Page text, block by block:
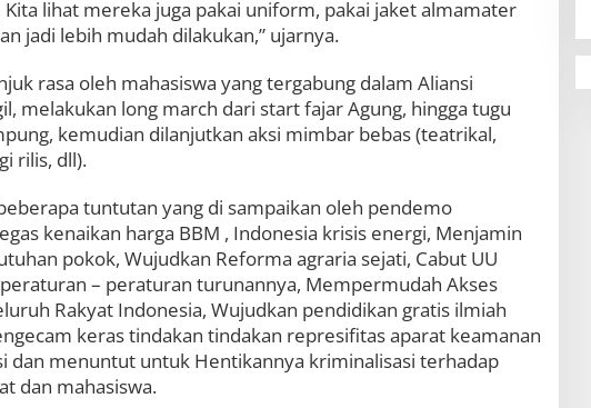
e
n
a
n
t
i
s
a
s
i
P
e
n
y
u
u
Kita lihat mereka juga pakai uniform, pakai jaket almamater
jadi lebih mudah dilakukan,” ujarnya.
rasa oleh mahasiswa yang tergabung dalam Aliansi
melakukan long march dari start fajar Agung, hingga tugu
kemudian dilanjutkan aksi mimbar bebas (teatrikal,
rilis, dll).
tuntutan yang di sampaikan oleh pendemo
kenaikan harga BBM , Indonesia krisis energi, Menjamin
pokok, Wujudkan Reforma agraria sejati, Cabut UU
– peraturan turunannya, Mempermudah Akses
Rakyat Indonesia, Wujudkan pendidikan gratis ilmiah
keras tindakan tindakan represifitas aparat keamanan
dan menuntut untuk Hentikannya kriminalisasi terhadap
dan mahasiswa.